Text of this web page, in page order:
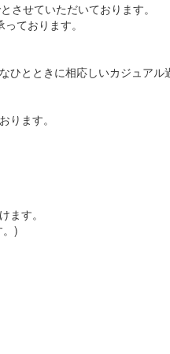
させていただいております。
ております。
とときに相応しいカジュアル
ります。
ます。
)